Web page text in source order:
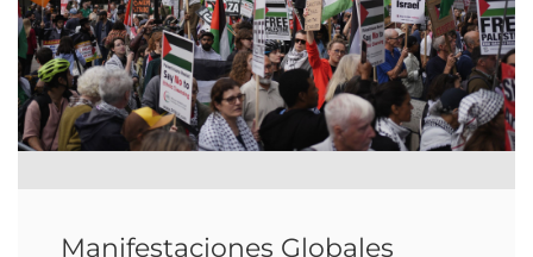
Manifestaciones Globales